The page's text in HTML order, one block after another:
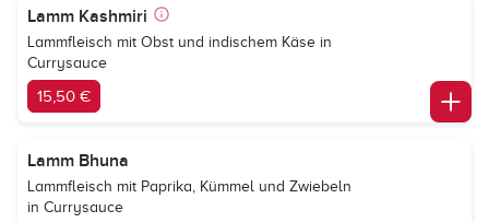
Lamm Kashmiri
Lammfleisch mit Obst und indischem Käse in
Currysauce
15,50 €
Lamm Bhuna
Lammfleisch mit Paprika, Kümmel und Zwiebeln
in Currysauce